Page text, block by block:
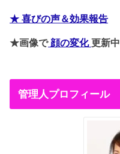
★ 喜びの声＆効果報告
★画像で顔の変化更新中
管理人プロフィール